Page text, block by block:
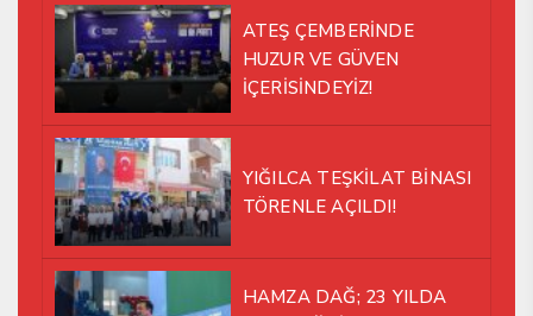
ATEŞ ÇEMBERİNDE
HUZUR VE GÜVEN
İÇERİSİNDEYİZ!
YIĞILCA TEŞKİLAT BİNASI
TÖRENLE AÇILDI!
HAMZA DAĞ; 23 YILDA